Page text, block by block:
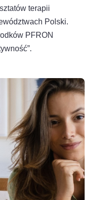
terapii
Polski.
PFRON